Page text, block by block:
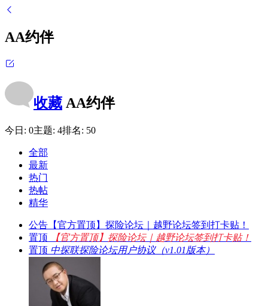
AA约伴
收藏 AA约伴
今日: 0主题: 4排名: 50
全部
最新
热门
热帖
精华
公告 【官方置顶】探险论坛｜越野论坛签到打卡贴！
置顶
【官方置顶】探险论坛｜越野论坛签到打卡贴！
置顶 中探联探险论坛用户协议（v1.01版本）